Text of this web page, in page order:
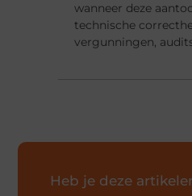
wanneer deze
technische
vergunningen,
Heb je deze